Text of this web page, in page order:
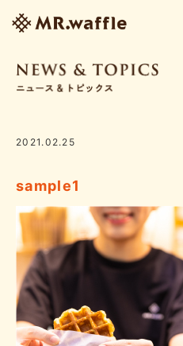
2021.02.25
sample1